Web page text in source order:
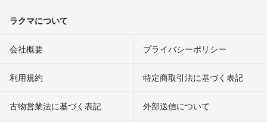
ラクマについて
会社概要 プライバシーポリシー
利用規約 特定商取引法に基づく表記
古物営業法に基づく表記 外部送信について